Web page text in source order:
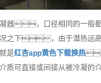
凝器，口径相同的一
况之下，由于潜热
是红杏app黄色下载换热
可直接或间接从被冷凝